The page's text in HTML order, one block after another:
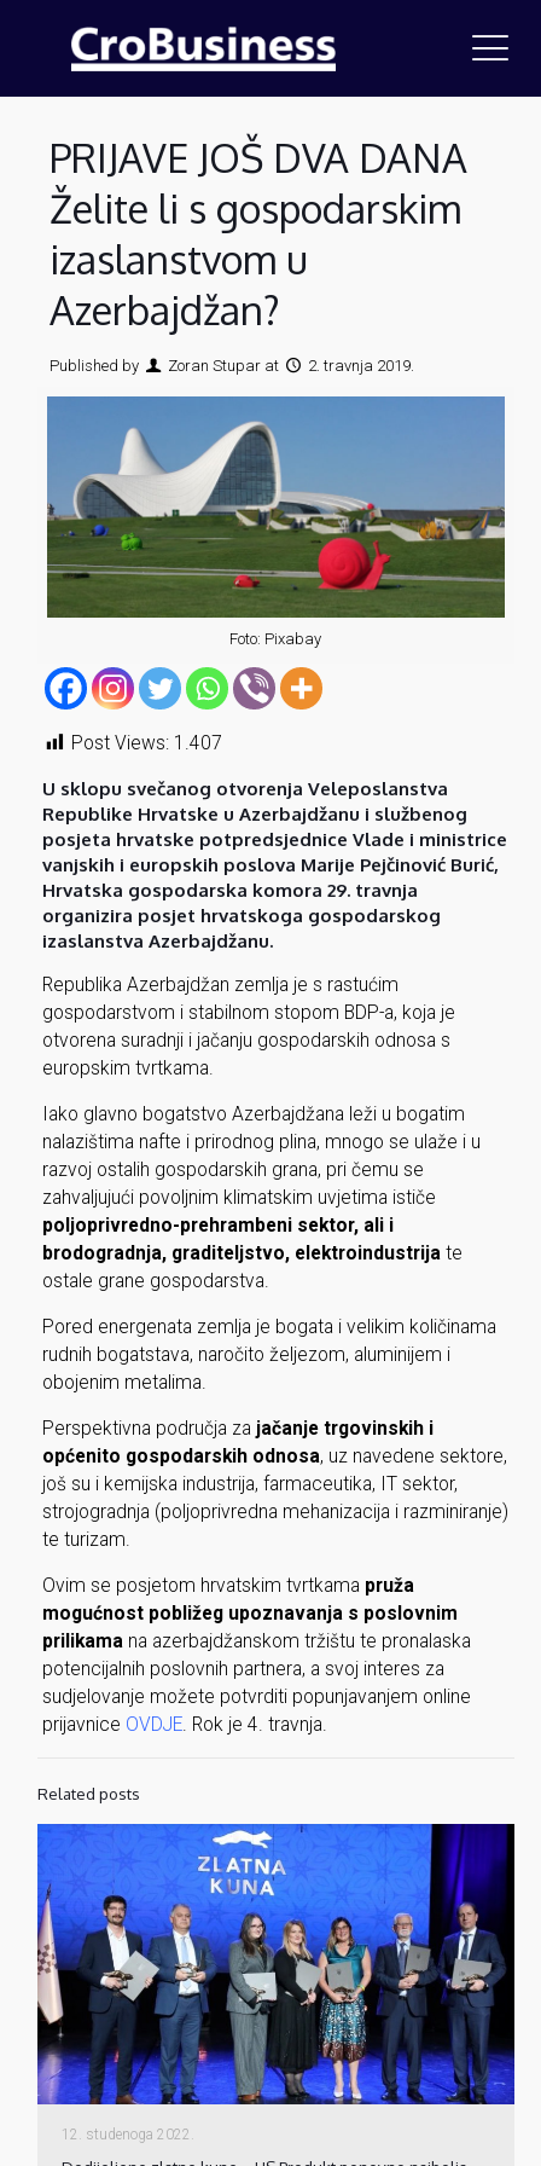
PRIJAVE JOŠ DVA DANA
Želite li s gospodarskim
izaslanstvom u
Azerbajdžan?
Published by Zoran Stupar at 2. travnja 2019.
Foto: Pixabay
Post Views: 1.407
U sklopu svečanog otvorenja Veleposlanstva
Republike Hrvatske u Azerbajdžanu i službenog
posjeta hrvatske potpredsjednice Vlade i ministrice
vanjskih i europskih poslova Marije Pejčinović Burić,
Hrvatska gospodarska komora 29. travnja
organizira posjet hrvatskoga gospodarskog
izaslanstva Azerbajdžanu.
Republika Azerbajdžan zemlja je s rastućim
gospodarstvom i stabilnom stopom BDP-a, koja je
otvorena suradnji i jačanju gospodarskih odnosa s
europskim tvrtkama.
Iako glavno bogatstvo Azerbajdžana leži u bogatim
nalazištima nafte i prirodnog plina, mnogo se ulaže i u
razvoj ostalih gospodarskih grana, pri čemu se
zahvaljujući povoljnim klimatskim uvjetima ističe
poljoprivredno-prehrambeni sektor, ali i
brodogradnja, graditeljstvo, elektroindustrijate
ostale grane gospodarstva.
Pored energenata zemlja je bogata i velikim količinama
rudnih bogatstava, naročito željezom, aluminijem i
obojenim metalima.
Perspektivna područja za jačanje trgovinskih i
općenito gospodarskih odnosa, uz navedene sektore,
još su i kemijska industrija, farmaceutika, IT sektor,
strojogradnja (poljoprivredna mehanizacija i razminiranje)
te turizam.
Ovim se posjetom hrvatskim tvrtkamapruža
mogućnost pobližeg upoznavanja s poslovnim
prilikamana azerbajdžanskom tržištu te pronalaska
potencijalnih poslovnih partnera, a svoj interes za
sudjelovanje možete potvrditi popunjavanjem online
prijavnice OVDJE. Rok je 4. travnja.
Related posts
12. studenoga 2022.